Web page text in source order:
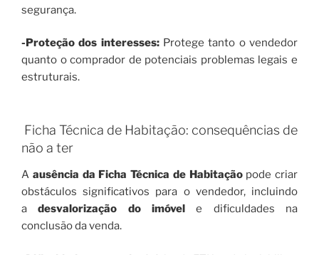
segurança.
-Proteção dos interesses:Protege tanto o vendedor
quanto o comprador de potenciais problemas legais e
estruturais.
Ficha Técnica de Habitação: consequências de
não a ter
A ausência da Ficha Técnica de Habitaçãopode criar
obstáculos significativos para o vendedor, incluindo
adesvalorização do imóvel e dificuldades na
conclusão da venda.